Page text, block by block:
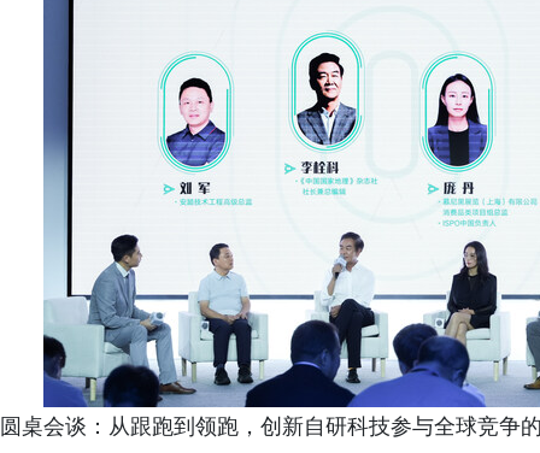
圆桌会谈：从跟跑到领跑，创新自研科技参与全球竞争